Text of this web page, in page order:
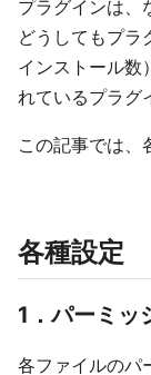
プラグインは、
どうしてもプラ
インストール数
れているプラグ
この記事では、
各種設定
1．パーミッ
各ファイルのパ